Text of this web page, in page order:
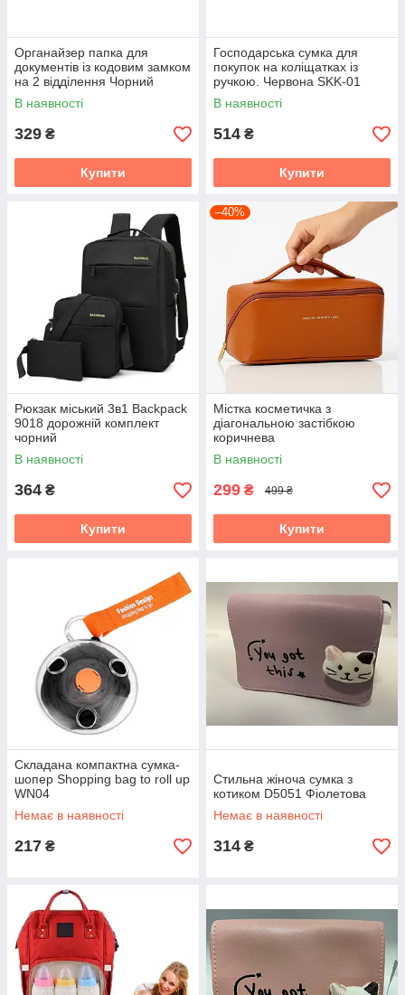
Органайзер папка для
документів із кодовим замком
на 2 відділення Чорний
В наявності
329 ₴
Купити
Господарська сумка для
покупок на коліщатках із
ручкою. Червона SKK-01
(46*27*18)
В наявності
514 ₴
Купити
Рюкзак міський 3в1 Backpack
9018 дорожній комплект
чорний
В наявності
364 ₴
Купити
–40%
Містка косметичка з
діагональною застібкою
коричнева
В наявності
299 ₴ 499 ₴
Купити
Складана компактна сумка-
шопер Shopping bag to roll up
WN04
Немає в наявності
217 ₴
Стильна жіноча сумка з
котиком D5051 Фіолетова
Немає в наявності
314 ₴